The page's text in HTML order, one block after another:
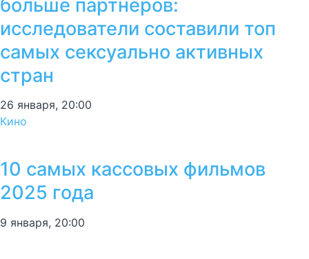
больше партнёров:
исследователи составили топ
самых сексуально активных
стран
26 января, 20:00
Кино
10 самых кассовых фильмов
2025 года
9 января, 20:00